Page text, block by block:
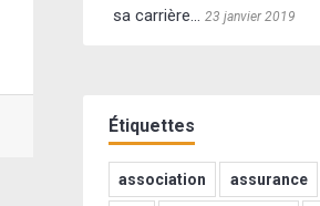
sa carrière… 23 janvier 2019
Étiquettes
association assurance